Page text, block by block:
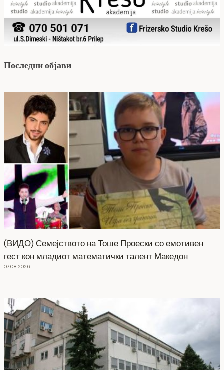
Последни објави
(ВИДО) Семејството на Тоше Проески со емотивен
гест кон младиот математички талент Македон
07.08.2026